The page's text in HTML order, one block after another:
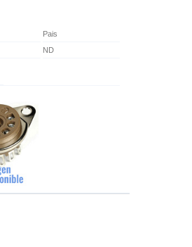
Pais
ND